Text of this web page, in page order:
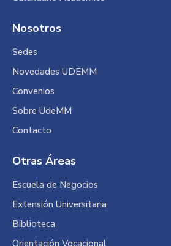
Nosotros
Sedes
Novedades UDEMM
Convenios
Sobre UdeMM
Contacto
Otras Áreas
Escuela de Negocios
Extensión Universitaria
Biblioteca
Orientación Vocacional